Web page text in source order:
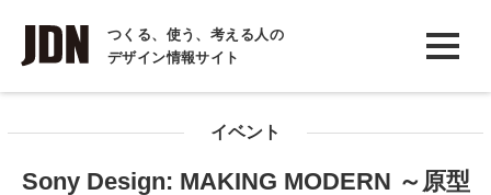
つくる、使う、考える人の
デザイン情報サイト
INTERVIEW
インタビュー
イベント
Sony Design: MAKING MODERN ～原型